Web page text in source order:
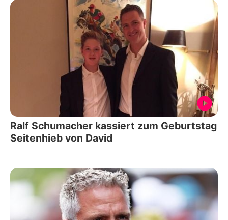
Ralf Schumacher kassiert zum Geburtstag
Seitenhieb von David